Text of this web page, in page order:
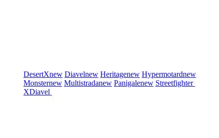
DesertXnew Diavelnew Heritagenew Hypermotardnew
Monsternew Multistradanew Panigalenew Streetfighter
XDiavel